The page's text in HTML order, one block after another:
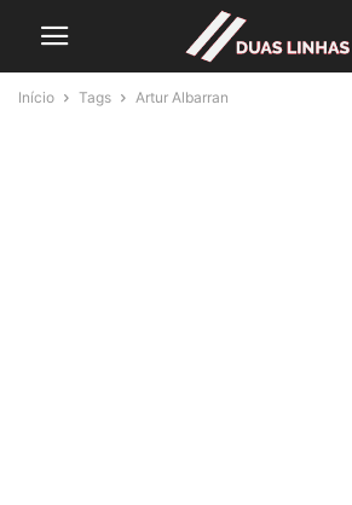
Início Tags Artur Albarran